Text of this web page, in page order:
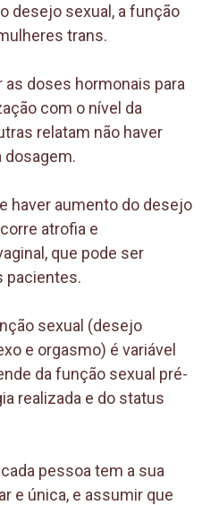
desejo sexual, a função
trans.
doses hormonais para
com o nível da
relatam não haver
dosagem.
haver aumento do desejo
atrofia e
que pode ser
pacientes.
sexual (desejo
e orgasmo) é variável
da função sexual pré-
realizada e do status
pessoa tem a sua
e única, e assumir que